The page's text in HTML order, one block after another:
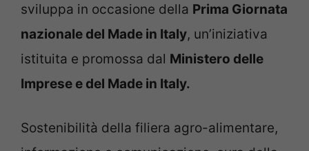
sviluppa in occasione della Prima Giornata
nazionale del Made in Italy, un’iniziativa
istituita e promossa dal Ministero delle
Imprese e del Made in Italy.
Sostenibilità della filiera agro-alimentare,